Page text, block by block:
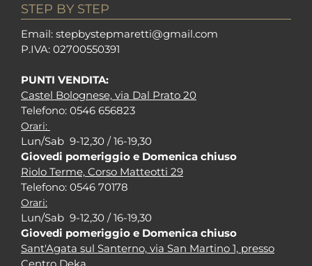
STEP BY STEP
Email: stepbystepmaretti@gmail.com
P.IVA: 02700550391
PUNTI VENDITA:
Castel Bolognese, via Dal Prato 20
Telefono: 0546 656823
Orari:
Lun/Sab 9-12,30 / 16-19,30
Giovedi pomeriggio e Domenica chiuso
Riolo Terme, Corso Matteotti 29
Telefono: 0546 70178
Orari:
Lun/Sab 9-12,30 / 16-19,30
Giovedi pomeriggio e Domenica chiuso
Sant'Agata sul Santerno, via San Martino 1, presso